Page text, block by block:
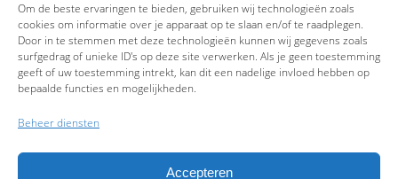
Om de beste ervaringen te bieden, gebruiken wij technologieën zoals
cookies om informatie over je apparaat op te slaan en/of te raadplegen.
Door in te stemmen met deze technologieën kunnen wij gegevens zoals
surfgedrag of unieke ID's op deze site verwerken. Als je geen toestemming
geeft of uw toestemming intrekt, kan dit een nadelige invloed hebben op
bepaalde functies en mogelijkheden.
Beheer diensten
Accepteren